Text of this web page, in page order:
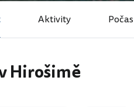
Aktivity
Hirošimě